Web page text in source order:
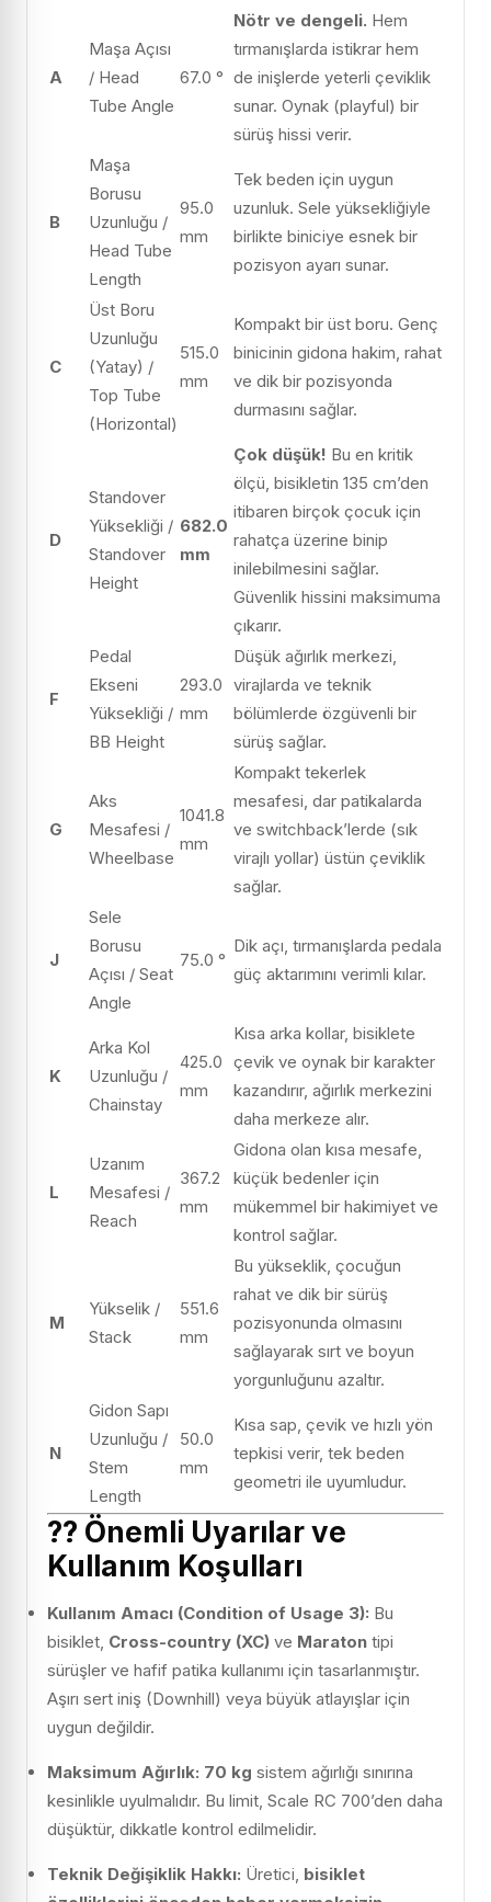
A
Maşa Açısı
/ Head
Tube Angle
67.0 °
Nötr ve dengeli. Hem
tırmanışlarda istikrar hem
de inişlerde yeterli çeviklik
sunar. Oynak (playful) bir
sürüş hissi verir.
B
Maşa
Borusu
Uzunluğu /
Head Tube
Length
95.0
mm
Tek beden için uygun
uzunluk. Sele yüksekliğiyle
birlikte biniciye esnek bir
pozisyon ayarı sunar.
C
Üst Boru
Uzunluğu
(Yatay) /
Top Tube
(Horizontal)
515.0
mm
Kompakt bir üst boru. Genç
binicinin gidona hakim, rahat
ve dik bir pozisyonda
durmasını sağlar.
D
Standover
Yüksekliği /
Standover
Height
682.0
mm
Çok düşük! Bu en kritik
ölçü, bisikletin 135 cm’den
itibaren birçok çocuk için
rahatça üzerine binip
inilebilmesini sağlar.
Güvenlik hissini maksimuma
çıkarır.
F
Pedal
Ekseni
Yüksekliği /
BB Height
293.0
mm
Düşük ağırlık merkezi,
virajlarda ve teknik
bölümlerde özgüvenli bir
sürüş sağlar.
G
Aks
Mesafesi /
Wheelbase
1041.8
mm
Kompakt tekerlek
mesafesi, dar patikalarda
ve switchback’lerde (sık
virajlı yollar) üstün çeviklik
sağlar.
J
Sele
Borusu
Açısı / Seat
Angle
75.0 °
Dik açı, tırmanışlarda pedala
güç aktarımını verimli kılar.
K
Arka Kol
Uzunluğu /
Chainstay
425.0
mm
Kısa arka kollar, bisiklete
çevik ve oynak bir karakter
kazandırır, ağırlık merkezini
daha merkeze alır.
L
Uzanım
Mesafesi /
Reach
367.2
mm
Gidona olan kısa mesafe,
küçük bedenler için
mükemmel bir hakimiyet ve
kontrol sağlar.
M
Yükselik /
Stack
551.6
mm
Bu yükseklik, çocuğun
rahat ve dik bir sürüş
pozisyonunda olmasını
sağlayarak sırt ve boyun
yorgunluğunu azaltır.
N
Gidon Sapı
Uzunluğu /
Stem
Length
50.0
mm
Kısa sap, çevik ve hızlı yön
tepkisi verir, tek beden
geometri ile uyumludur.
?? Önemli Uyarılar ve
Kullanım Koşulları
Kullanım Amacı (Condition of Usage 3): Bu
bisiklet, Cross-country (XC) ve Maraton tipi
sürüşler ve hafif patika kullanımı için tasarlanmıştır.
Aşırı sert iniş (Downhill) veya büyük atlayışlar için
uygun değildir.
Maksimum Ağırlık: 70 kg sistem ağırlığı sınırına
kesinlikle uyulmalıdır. Bu limit, Scale RC 700’den daha
düşüktür, dikkatle kontrol edilmelidir.
Teknik Değişiklik Hakkı: Üretici, bisiklet